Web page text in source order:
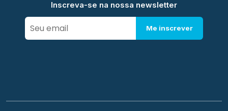
Inscreva-se na nossa newsletter
Me inscrever